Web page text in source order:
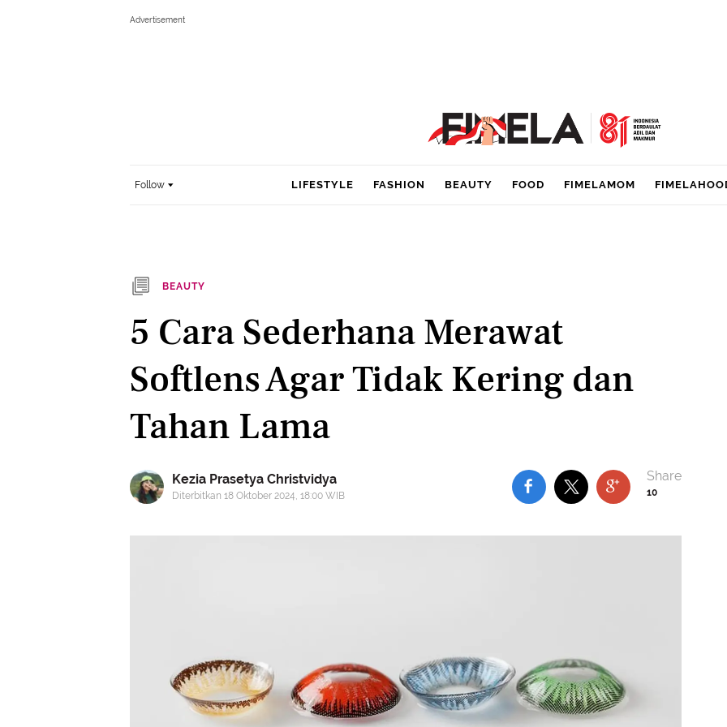
Follow LIFESTYLE FASHION BEAUTY FOOD FIMELAMOM
BEAUTY
5 Cara Sederhana Merawat
Softlens Agar Tidak Kering dan
Tahan Lama
Kezia Prasetya Christvidya
Diterbitkan 18 Oktober 2024, 18:00 WIB 10